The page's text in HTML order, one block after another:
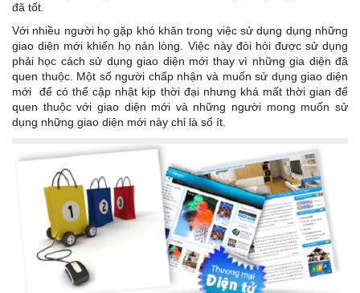
đã tốt.
Với nhiều người họ gặp khó khăn trong việc sử dụng dụng những
giao diện mới khiến họ nản lòng. Việc này đòi hỏi được sử dụng
phải học cách sử dụng giao diện mới thay vì những gia diện đã
quen thuộc. Một số người chấp nhận và muốn sử dụng giao diện
mới để có thể cập nhật kịp thời đại nhưng khá mất thời gian để
quen thuộc với giao diện mới và những người mong muốn sử
dụng những giao diện mới này chỉ là số ít.